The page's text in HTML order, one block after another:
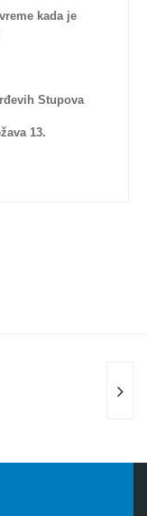
kada je
Stupova
13.